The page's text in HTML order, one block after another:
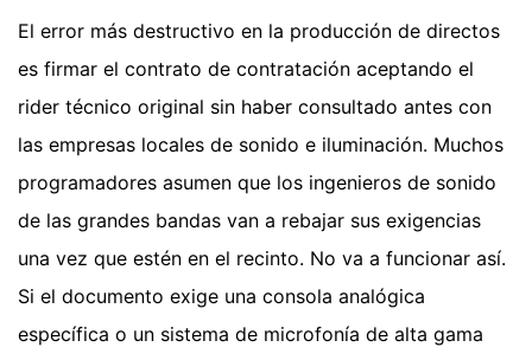
El error más destructivo en la producción de directos
es firmar el contrato de contratación aceptando el
rider técnico original sin haber consultado antes con
las empresas locales de sonido e iluminación. Muchos
programadores asumen que los ingenieros de sonido
de las grandes bandas van a rebajar sus exigencias
una vez que estén en el recinto. No va a funcionar así.
Si el documento exige una consola analógica
específica o un sistema de microfonía de alta gama